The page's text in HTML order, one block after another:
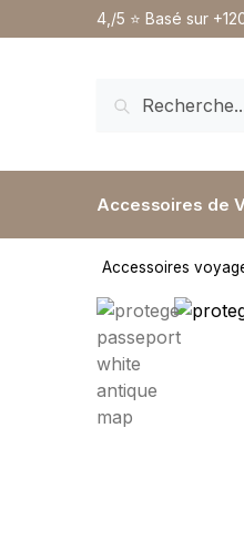
4,/5 ⭐️ Basé sur
Accessoires de
Accessoires